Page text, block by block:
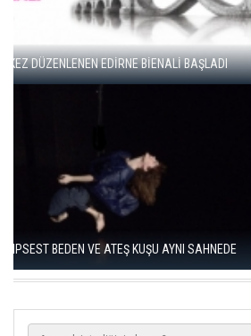
GENÇ SANATÇILAR İÇİN
BAŞLADI
EDİRNE BİENALİ “KÖPRÜLER”
BAŞLIYOR